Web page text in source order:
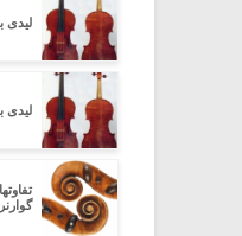
لیدی
لیدی